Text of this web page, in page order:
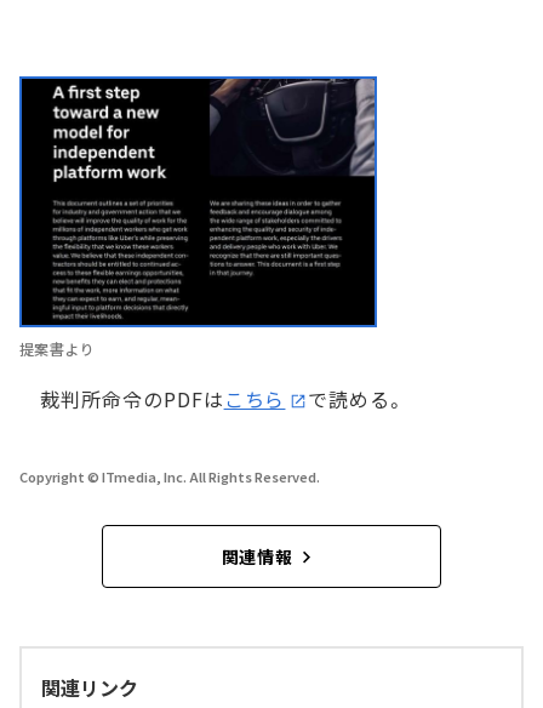
提案書より
裁判所命令のPDFは こちら で読める。
Copyright © ITmedia, Inc. All Rights Reserved.
関連情報
関連リンク